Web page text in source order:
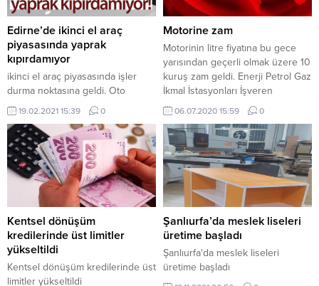
Edirne’de ikinci el araç
piyasasında yaprak
kıpırdamıyor
ikinci el araç piyasasında işler
durma noktasına geldi. Oto
galericiler, hiç böyle durgun bir
dönem yaşamadıklarını belirterek,
ikinci el araçların artık yatırım aracı
olarak görülmediğini belirtiyor.
19.02.2021 15:39 0
Motorine zam
Motorinin litre fiyatına bu gece
yarısından geçerli olmak üzere 10
kuruş zam geldi. Enerji Petrol Gaz
İkmal İstasyonları İşveren
Sendikasından (EPGİS) yapılan
açıklamaya göre, bu gece
yarısından itibaren geçerli olmak
üzere motorinin litre satış fiyatına
10 kuruş zam yapıldı. Fiyat
artışının ardından motorin litre
satış fiyatı ortalama İstanbul’da
5,82 liradan...
06.07.2020 15:59 0
Kentsel dönüşüm
kredilerinde üst limitler
yükseltildi
Kentsel dönüşüm kredilerinde üst
limitler yükseltildi
Şanlıurfa’da meslek liseleri
üretime başladı
Şanlıurfa'da meslek liseleri
üretime başladı